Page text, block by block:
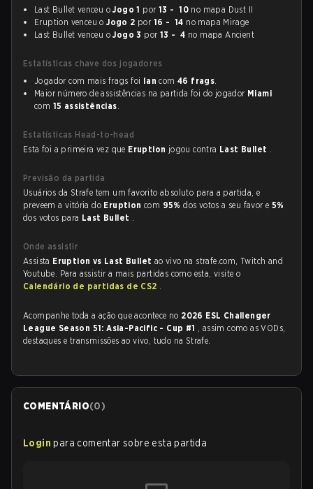
Last Bullet venceu oJogo 1 por 13 - 10 no mapa Dust II
Eruption venceu oJogo 2 por 16 - 14 no mapa Mirage
Last Bullet venceu oJogo 3 por 13 - 4 no mapa Ancient
Estatísticas chave dos jogadores
Jogador com mais frags foi Ian com46 frags.
Maior número de assistências na partida foi do jogador Miami
com 15 assistências.
Estatísticas Head-to-head
Esta foi a primeira vez que Eruption jogou contra Last Bullet .
Previsão da partida
Usuários da Strafe tem um favorito absoluto para a partida, e
preveem a vitória do Eruptioncom 95%dos votos a seu favor e 5%
dos votos para Last Bullet .
Onde assistir
Assista Eruption vs Last Bullet ao vivo na strafe.com, Twitch and
Youtube. Para assistir a mais partidas como esta, visite o
Calendário de partidas de CS2 .
Acompanhe toda a ação que acontece no 2026 ESL Challenger
League Season 51: Asia-Pacific - Cup #1 , assim como as VODs,
destaques e transmissões ao vivo, tudo na Strafe.
COMENTÁRIO(0)
Login para comentar sobre esta partida